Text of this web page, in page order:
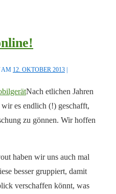
AM 12. OKTOBER 2013
Nach etlichen Jahren
es endlich (!) geschafft,
zu gönnen. Wir hoffen
haben wir uns auch mal
besser gruppiert, damit
verschaffen könnt, was